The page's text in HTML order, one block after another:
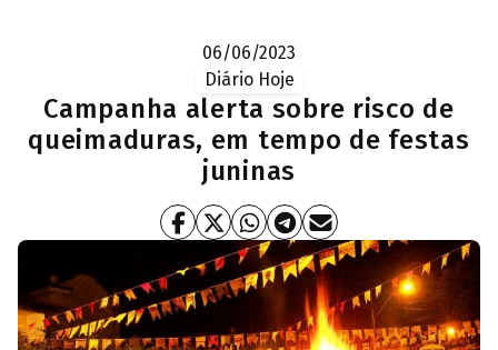
06/06/2023
Diário Hoje
Campanha alerta sobre risco de
queimaduras, em tempo de festas
juninas